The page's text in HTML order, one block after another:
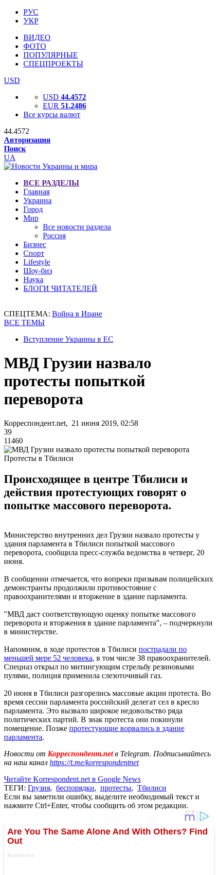
РУС
УКР
ВИДЕО
ФОТО
ПОПУЛЯРНЫЕ
СПЕЦПРОЕКТЫ
USD
USD 44.4572
EUR 51.2486
Все курсы валют
44.4572
Авторизация
Поиск
UA
ВСЕ РАЗДЕЛЫ
Главная
Украина
Город
Мир
Все новости раздела
Россия
Бизнес
Спорт
Lifestyle
Шоу-биз
Наука
БЛОГИ ЧИТАТЕЛЕЙ
СПЕЦТЕМА: Война в Иране
ВСЕ ТЕМЫ
Вступление Украины в ЕС
МВД Грузии назвало
протесты попыткой
переворота
Корреспондент.net, 21 июня 2019, 02:58
39
11460
Протесты в Тбилиси
Происходящее в центре Тбилиси и
действия протестующих говорят о
попытке массового переворота.
Министерство внутренних дел Грузии назвало протесты у
здания парламента в Тбилиси попыткой массового
переворота, сообщила пресс-служба ведомства в четверг, 20
июня.
В сообщении отмечается, что вопреки призывам полицейских
демонстранты продолжили противостояние с
правоохранителями и вторжение в здание парламента.
"МВД даст соответствующую оценку попытке массового
переворота и вторжения в здание парламента", – подчеркнули
в министерстве.
Напомним, в ходе протестов в Тбилиси пострадали по
меньшей мере 52 человека, в том числе 38 правоохранителей.
Спецназ открыл по митингующим стрельбу резиновыми
пулями, полиция применила слезоточивый газ.
20 июня в Тбилиси разгорелись массовые акции протеста. Во
время сессии парламента российский делегат сел в кресло
парламента. Это вызвало широкое недовольство ряда
политических партий. В знак протеста они покинули
помещение. Позже протестующие ворвались в здание
парламента.
Новости от Корреспондент.netв Telegram. Подписывайтесь
на наш канал https://t.me/korrespondentnet
Читайте Korrespondent.net в Google News
ТЕГИ: Грузия, беспорядки, протесты, Тбилиси
Если вы заметили ошибку, выделите необходимый текст и
нажмите Ctrl+Enter, чтобы сообщить об этом редакции.